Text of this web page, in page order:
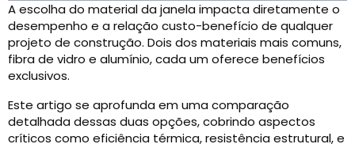
A escolha do material da janela impacta diretamente o
desempenho e a relação custo-benefício de qualquer
projeto de construção. Dois dos materiais mais comuns,
fibra de vidro e alumínio, cada um oferece benefícios
exclusivos.
Este artigo se aprofunda em uma comparação
detalhada dessas duas opções, cobrindo aspectos
críticos como eficiência térmica, resistência estrutural, e